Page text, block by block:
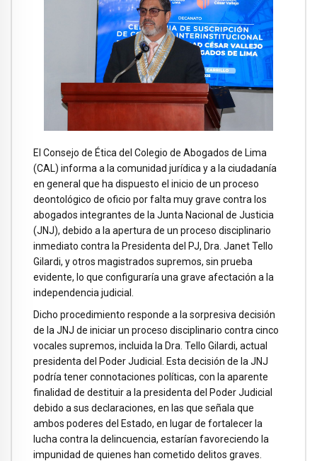
El Consejo de Ética del Colegio de Abogados de Lima
(CAL) informa a la comunidad jurídica y a la ciudadanía
en general que ha dispuesto el inicio de un proceso
deontológico de oficio por falta muy grave contra los
abogados integrantes de la Junta Nacional de Justicia
(JNJ), debido a la apertura de un proceso disciplinario
inmediato contra la Presidenta del PJ, Dra. Janet Tello
Gilardi, y otros magistrados supremos, sin prueba
evidente, lo que configuraría una grave afectación a la
independencia judicial.
Dicho procedimiento responde a la sorpresiva decisión
de la JNJ de iniciar un proceso disciplinario contra cinco
vocales supremos, incluida la Dra. Tello Gilardi, actual
presidenta del Poder Judicial. Esta decisión de la JNJ
podría tener connotaciones políticas, con la aparente
finalidad de destituir a la presidenta del Poder Judicial
debido a sus declaraciones, en las que señala que
ambos poderes del Estado, en lugar de fortalecer la
lucha contra la delincuencia, estarían favoreciendo la
impunidad de quienes han cometido delitos graves.